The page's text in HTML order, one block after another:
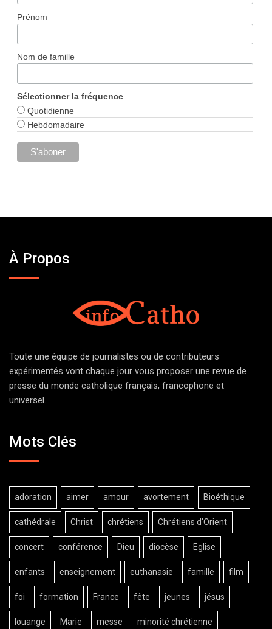
Prénom
Nom de famille
Sélectionner la fréquence
Quotidienne
Hebdomadaire
À Propos
Toute une équipe de journalistes ou de contributeurs
expérimentés vont chaque jour vous proposer une revue de
presse du monde catholique français, francophone et
universel.
Mots Clés
adoration aimer amour avortement Bioéthique
cathédrale Christ chrétiens Chrétiens d'Orient
concert conférence Dieu diocèse Eglise
enfants enseignement euthanasie famille film
foi formation France fête jeunes jésus
louange Marie messe minorité chrétienne